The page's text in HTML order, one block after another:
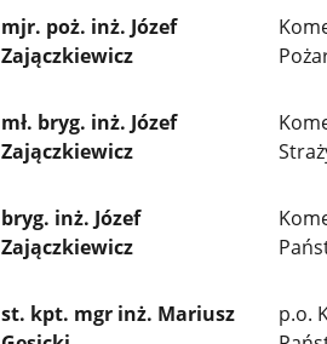
mjr. poż. inż. Józef
Zajączkiewicz
mł. bryg. inż. Józef
Zajączkiewicz
bryg. inż. Józef
Zajączkiewicz
st. kpt. mgr inż. Mariusz
p.o.